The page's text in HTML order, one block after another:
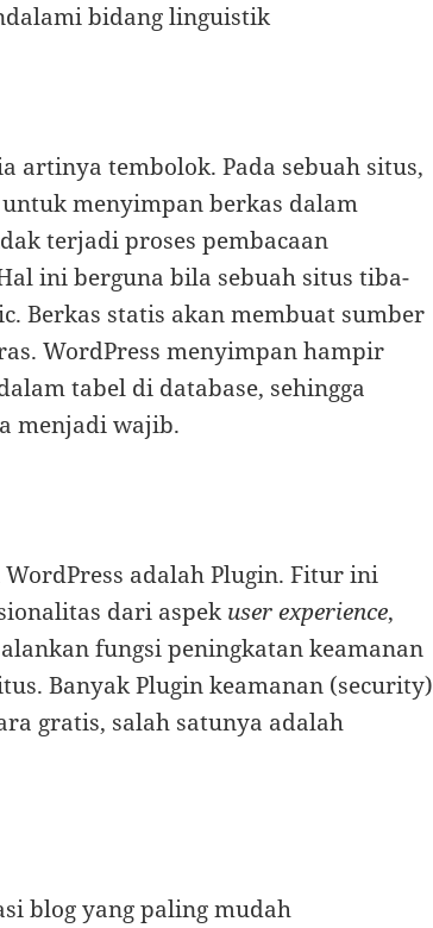
bidang linguistik
artinya tembolok. Pada sebuah situs,
menyimpan berkas dalam
terjadi proses pembacaan
ini berguna bila sebuah situs tiba-
Berkas statis akan membuat sumber
WordPress menyimpan hampir
tabel di database, sehingga
menjadi wajib.
adalah Plugin. Fitur ini
dari aspek user experience,
fungsi peningkatan keamanan
Banyak Plugin keamanan (security)
gratis, salah satunya adalah
blog yang paling mudah